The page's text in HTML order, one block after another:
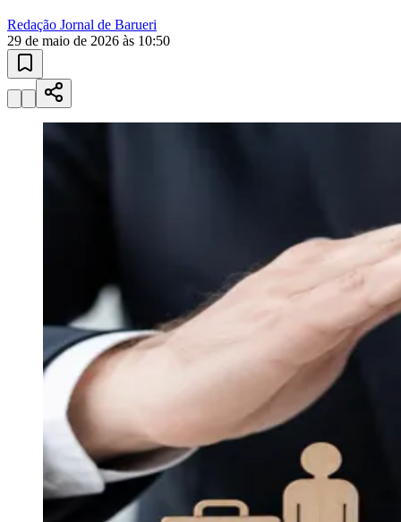
Sport
Redação Jornal de Barueri
29 de maio de 2026 às 10:50